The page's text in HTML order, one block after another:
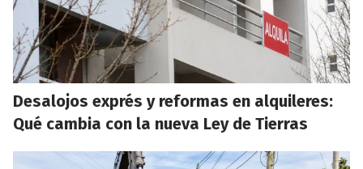
Desalojos exprés y reformas en alquileres:
Qué cambia con la nueva Ley de Tierras